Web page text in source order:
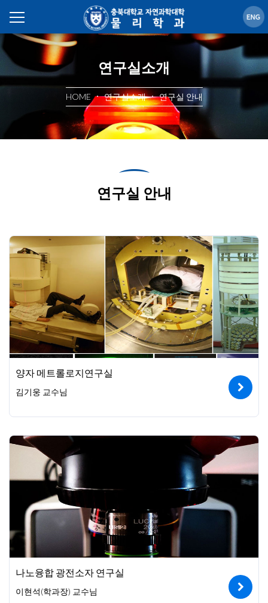
연구실소개
HOME 연구실소개 연구실 안내
연구실 안내
양자 메트롤로지연구실
김기웅 교수님
나노융합 광전소자 연구실
이현석(학과장) 교수님